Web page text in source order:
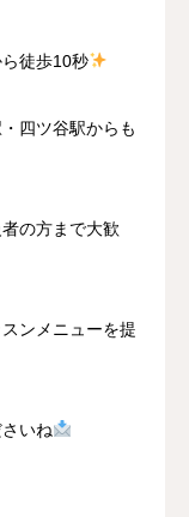
徒歩10秒
四ツ谷駅からも
の方まで大歓
ンメニューを提
いね